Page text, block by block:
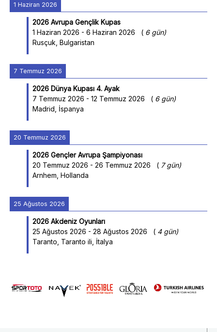
1 Haziran 2026
2026 Avrupa Gençlik Kupas
1 Haziran 2026 - 6 Haziran 2026 ( 6 gün)
Rusçuk, Bulgaristan
7 Temmuz 2026
2026 Dünya Kupası 4. Ayak
7 Temmuz 2026 - 12 Temmuz 2026 ( 6 gün)
Madrid, İspanya
20 Temmuz 2026
2026 Gençler Avrupa Şampiyonası
20 Temmuz 2026 - 26 Temmuz 2026 ( 7 gün)
Arnhem, Hollanda
25 Ağustos 2026
2026 Akdeniz Oyunları
25 Ağustos 2026 - 28 Ağustos 2026 ( 4 gün)
Taranto, Taranto ili, İtalya